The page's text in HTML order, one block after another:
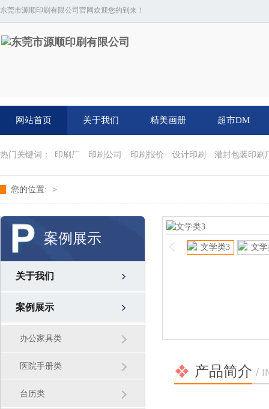
东莞市源顺印刷有限公司官网欢迎您的到来！
网站首页 关于我们 精美画册 超市DM
热门关键词： 印刷厂 印刷公司 印刷报价 设计印刷 灌封包装印刷
您的位置: >
案例展示
关于我们
案例展示
办公家具类
医院手册类
台历类
产品简介 /